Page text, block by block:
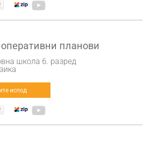
планови
школа 6. разред
испод